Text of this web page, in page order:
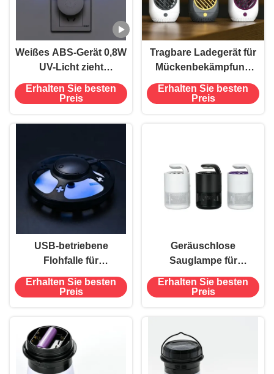
Weißes ABS-Gerät 0,8W
UV-Licht zieht
Mückenmotte Mücken
tödende Lampe
Steckerfliegende
Erhalten Sie besten
Preis
Tragbare Ladegerät für
Mückenbekämpfung
Lampen für fliegende
Insektenfallen
Erhalten Sie besten
Preis
USB-betriebene
Flohfalle für
Innenräume
Multifunktions-Fallen für
Insektenkiller Klebepad
Erhalten Sie besten
Preis
Geräuschlose
Sauglampe für
Schlafzimmer Moskiton,
Insektenschutzmittel UV
Erhalten Sie besten
Preis